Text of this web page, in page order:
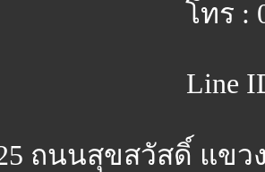
โทร :
Line
ถนนสุขสวัสดิ์ แขว